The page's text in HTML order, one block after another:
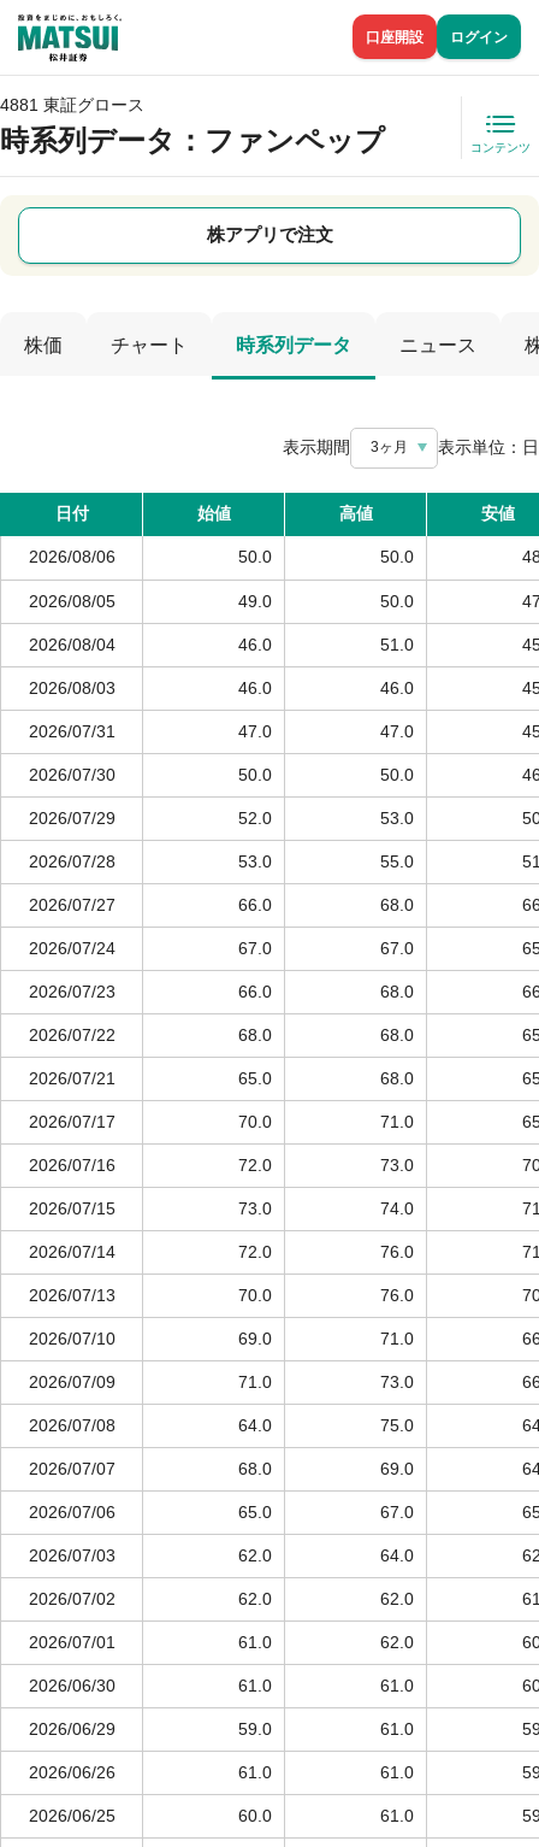
口座開設 ログイン
4881 東証グロース
時系列データ ：ファンペップ コンテンツ
株アプリで注文
株価 チャート 時系列データ ニュース
表示期間 3ヶ月 表示単位： 日
日付 始値 高値 安値
2026/08/06 50.0 50.0
2026/08/05 49.0 50.0
2026/08/04 46.0 51.0
2026/08/03 46.0 46.0
2026/07/31 47.0 47.0
2026/07/30 50.0 50.0
2026/07/29 52.0 53.0
2026/07/28 53.0 55.0
2026/07/27 66.0 68.0
2026/07/24 67.0 67.0
2026/07/23 66.0 68.0
2026/07/22 68.0 68.0
2026/07/21 65.0 68.0
2026/07/17 70.0 71.0
2026/07/16 72.0 73.0
2026/07/15 73.0 74.0
2026/07/14 72.0 76.0
2026/07/13 70.0 76.0
2026/07/10 69.0 71.0
2026/07/09 71.0 73.0
2026/07/08 64.0 75.0
2026/07/07 68.0 69.0
2026/07/06 65.0 67.0
2026/07/03 62.0 64.0
2026/07/02 62.0 62.0
2026/07/01 61.0 62.0
2026/06/30 61.0 61.0
2026/06/29 59.0 61.0
2026/06/26 61.0 61.0
2026/06/25 60.0 61.0